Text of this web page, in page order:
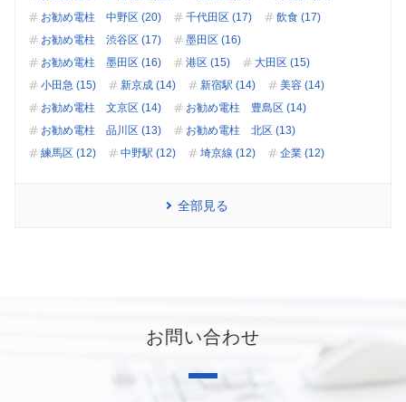
お勧め電柱 中野区 (20)
千代田区 (17)
飲食 (17)
お勧め電柱 渋谷区 (17)
墨田区 (16)
お勧め電柱 墨田区 (16)
港区 (15)
大田区 (15)
小田急 (15)
新京成 (14) 新宿駅 (14)
美容 (14)
お勧め電柱 文京区 (14)
お勧め電柱 豊島区 (14)
お勧め電柱 品川区 (13)
お勧め電柱 北区 (13)
練馬区 (12)
中野駅 (12) 埼京線 (12) 企業 (12)
全部見る
お問い合わせ